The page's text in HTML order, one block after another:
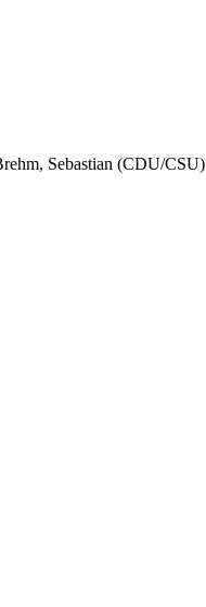
Sebastian (CDU/CSU)